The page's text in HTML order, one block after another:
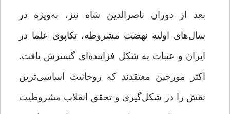
بعد از دوران ناصرالدین‌ شاه نیز، به‌ویژه در
سال‌های اولیه نهضت مشروطه، تکاپوی علما در
ایران و عتبات به شکل فزاینده‌ای گسترش یافت.
اکثر مورخین معتقدند که روحانیت اساسی‌ترین
نقش را در شکل‌گیری و تحقق انقلاب مشروطیت